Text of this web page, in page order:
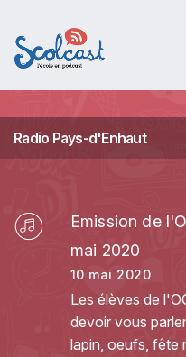
Radio Pays-d'Enhaut
Emission de
mai 2020
10 mai 2020
Les élèves de
devoir vous
lapin, oeufs, fête